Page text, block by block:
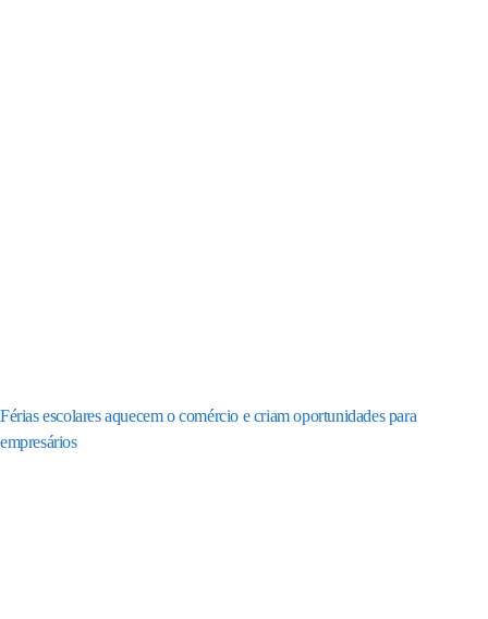
Férias escolares aquecem o comércio e criam oportunidades para
empresários